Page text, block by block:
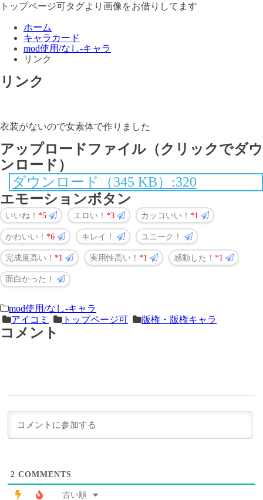
トップページ可タグより画像をお借りしてます
ホーム
キャラカード
mod使用/なし-キャラ
リンク
リンク
衣装がないので女素体で作りました
アップロードファイル（クリックでダウ
ンロード）
ダウンロード（345 KB）:320
エモーションボタン
いいね！ 5 エロい！ 3 カッコいい！ 1
かわいい！ 6 キレイ！ ユニーク！
完成度高い！ 1 実用性高い！ 1 感動した！ 1
面白かった！
＜
次
の
前
の
記
mod使用/なし-キャラ
アイコミ
トップページ可 版権・版権キャラ
コメント
2 COMMENTS
古い順